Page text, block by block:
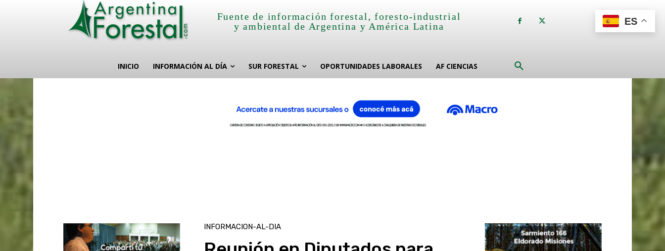
Fuente de información forestal, foresto-industrial
y ambiental de Argentina y América Latina
INICIO INFORMACIÓN AL DÍA SUR FORESTAL OPORTUNIDADES LABORALES AF CIENCIAS
INFORMACION-AL-DIA
ES